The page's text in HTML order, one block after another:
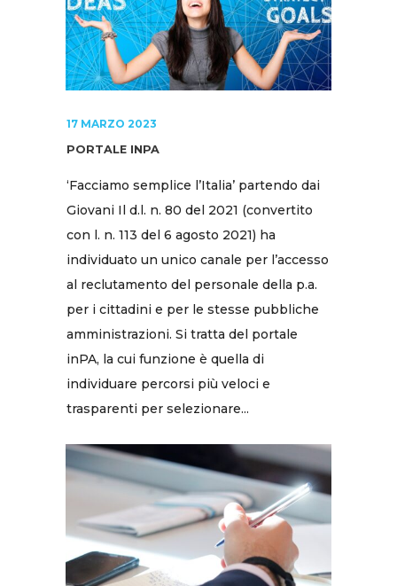
17 MARZO 2023
PORTALE INPA
‘Facciamo semplice l’Italia’ partendo dai
Giovani Il d.l. n. 80 del 2021 (convertito
con l. n. 113 del 6 agosto 2021) ha
individuato un unico canale per l’accesso
al reclutamento del personale della p.a.
per i cittadini e per le stesse pubbliche
amministrazioni. Si tratta del portale
inPA, la cui funzione è quella di
individuare percorsi più veloci e
trasparenti per selezionare...